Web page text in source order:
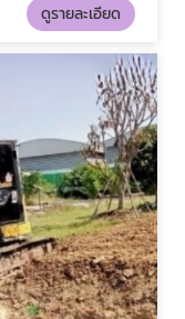
ดูรายละเอียด